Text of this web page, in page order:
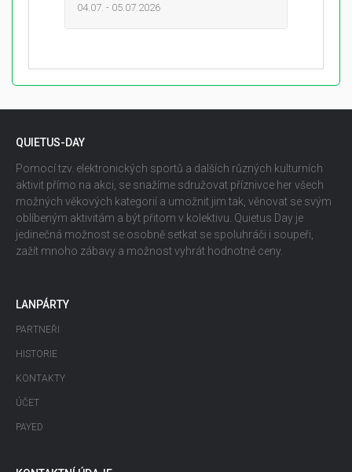
04.07. - 05.07.2026
QUIETUS-DAY
Pomocí tzv. elektronických sportů a dalších různých kulturních
aktivit přímo na akci, se snažíme sdružovat příznivce her všech
možných věkových kategorií a umožnit jim tak, věnovat se svým
oblíbeným aktivitám a být přitom v kolektivu. Quietus Day je
jedinečná možnost se osobně setkat se spoluhráči i soupeři,
zažít mnoho zábavy a možnost vyhrát hodnotné ceny.
LANPÁRTY
PARTNEŘI
HISTORIE
KONTAKTY
ÚČET
PAYED